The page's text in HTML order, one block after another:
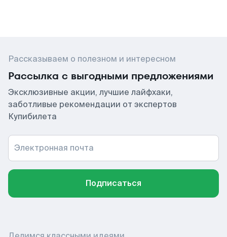
Рассказываем о полезном и интересном
Рассылка с выгодными предложениями
Эксклюзивные акции, лучшие лайфхаки,
заботливые рекомендации от экспертов
Купибилета
Электронная почта
Подписаться